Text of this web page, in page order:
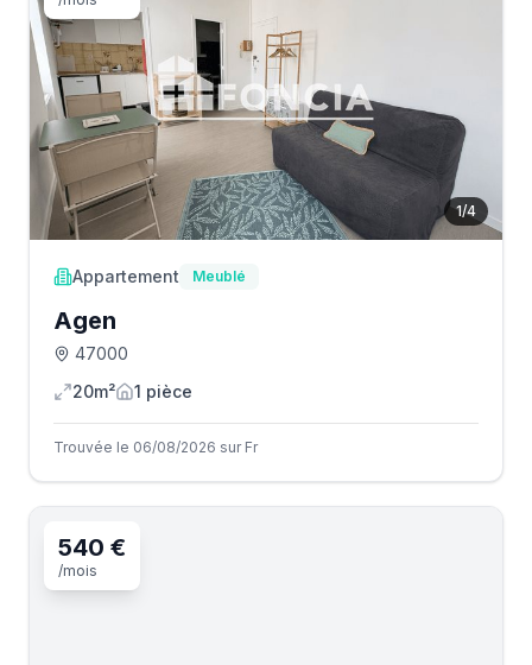
1/4
Appartement Meublé
Agen
47000
20m²
1 pièce
Trouvée le 06/08/2026 sur Fr
540 €
/mois